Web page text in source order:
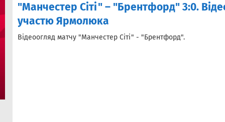
"Манчестер Сіті" – "Брентфорд" 3:0.
участю Ярмолюка
Відеоогляд матчу "Манчестер Сіті" - "Брентфорд".